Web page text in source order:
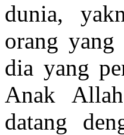
dunia,
orang yang
dia yang
Anak
datang